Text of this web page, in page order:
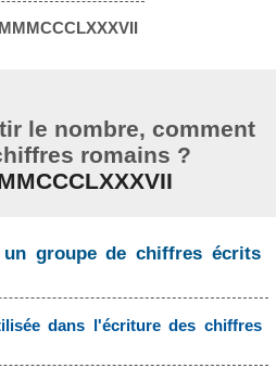
MMMCCCLXXXVII
le nombre, comment
romains ?
un groupe de chiffres écrits
dans l'écriture des chiffres